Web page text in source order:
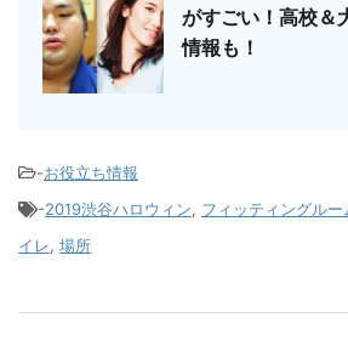
がすごい！高校
情報も！
-お役立ち情報
-2019渋谷ハロウィン, フィッティングルー
イレ, 場所